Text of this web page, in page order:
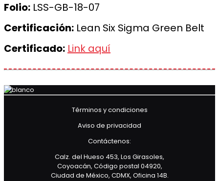
Folio: LSS-GB-18-07
Certificación: Lean Six Sigma Green Belt
Certificado: Link aquí
Términos y condiciones
Aviso de privacidad
Contáctenos:
Calz. del Hueso 453, Los Girasoles,
Coyoacán, Código postal 04920,
Ciudad de México, CDMX, Oficina 14B.